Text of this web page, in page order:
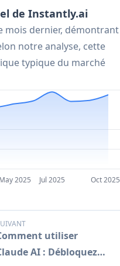
de Instantly.ai
mois dernier, démontrant
notre analyse, cette
typique du marché
May 2025 Jul 2025 Oct 2025
utiliser
AI : Débloquez